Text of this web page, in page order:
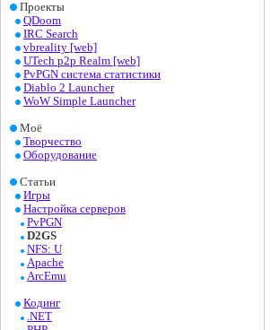
Проекты
QDoom
IRC Search
vbreality [web]
UTech p2p Realm [web]
PvPGN система статистики
Diablo 2 Launcher
WoW Simple Launcher
Моё
Творчество
Оборудование
Статьи
Игры
Настройка серверов
PvPGN
D2GS
NFS: U
Apache
ArcEmu
Кодинг
.NET